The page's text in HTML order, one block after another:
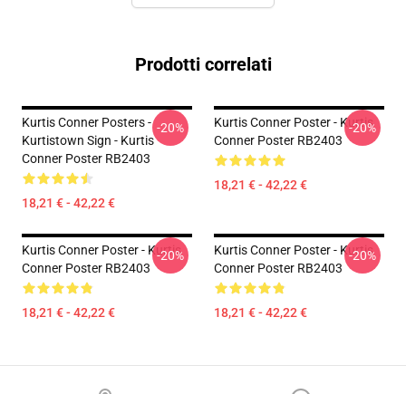
Prodotti correlati
Kurtis Conner Posters -
Kurtistown Sign - Kurtis
Conner Poster RB2403
18,21 € - 42,22 €
-20%
Kurtis Conner Poster - Kurtis
Conner Poster RB2403
18,21 € - 42,22 €
-20%
Kurtis Conner Poster - Kurtis
Conner Poster RB2403
18,21 € - 42,22 €
-20%
Kurtis Conner Poster - Kurtis
Conner Poster RB2403
18,21 € - 42,22 €
-20%